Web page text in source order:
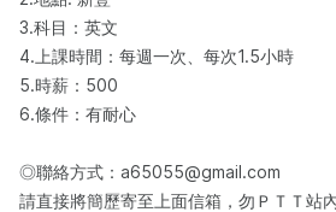
3.科目：英文
4.上課時間：每週一次、每次1.5小時
5.時薪：500
6.條件：有耐心
◎聯絡方式：a65055@gmail.com
請直接將簡歷寄至上面信箱，勿ＰＴＴ站